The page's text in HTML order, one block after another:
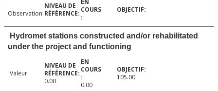
Observation
Hydromet stations constructed and/or rehabilitated
under the project and functioning
Valeur
0.00
0.00
105.00